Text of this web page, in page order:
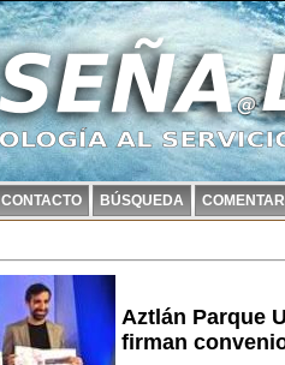
CONTACTO BÚSQUEDA
Aztlán Parque
firman